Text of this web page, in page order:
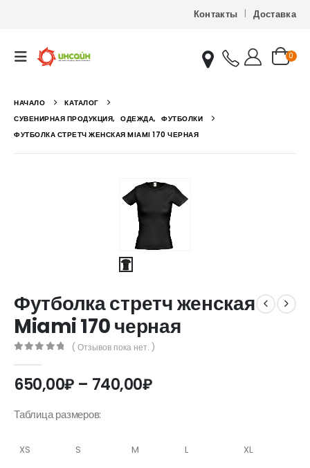
Контакты Доставка
0
НАЧАЛО
КАТАЛОГ
СУВЕНИРНАЯ ПРОДУКЦИЯ, ОДЕЖДА, ФУТБОЛКИ
ФУТБОЛКА СТРЕТЧ ЖЕНСКАЯ MIAMI 170 ЧЕРНАЯ
Футболка стретч женская
Miami 170 черная
( Отзывов пока нет. )
650,00₽ – 740,00₽Диапазон
740,00₽
Таблица размеров:
XS S M L XL